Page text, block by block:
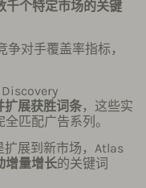
千个特定市场的关键
对手覆盖率指标，
扩展获胜词条，这些实
匹配广告系列。
扩展到新市场，Atlas
增量增长的关键词